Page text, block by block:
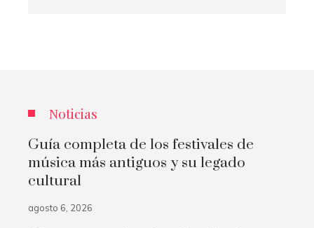
Noticias
Guía completa de los festivales de
música más antiguos y su legado
cultural
agosto 6, 2026